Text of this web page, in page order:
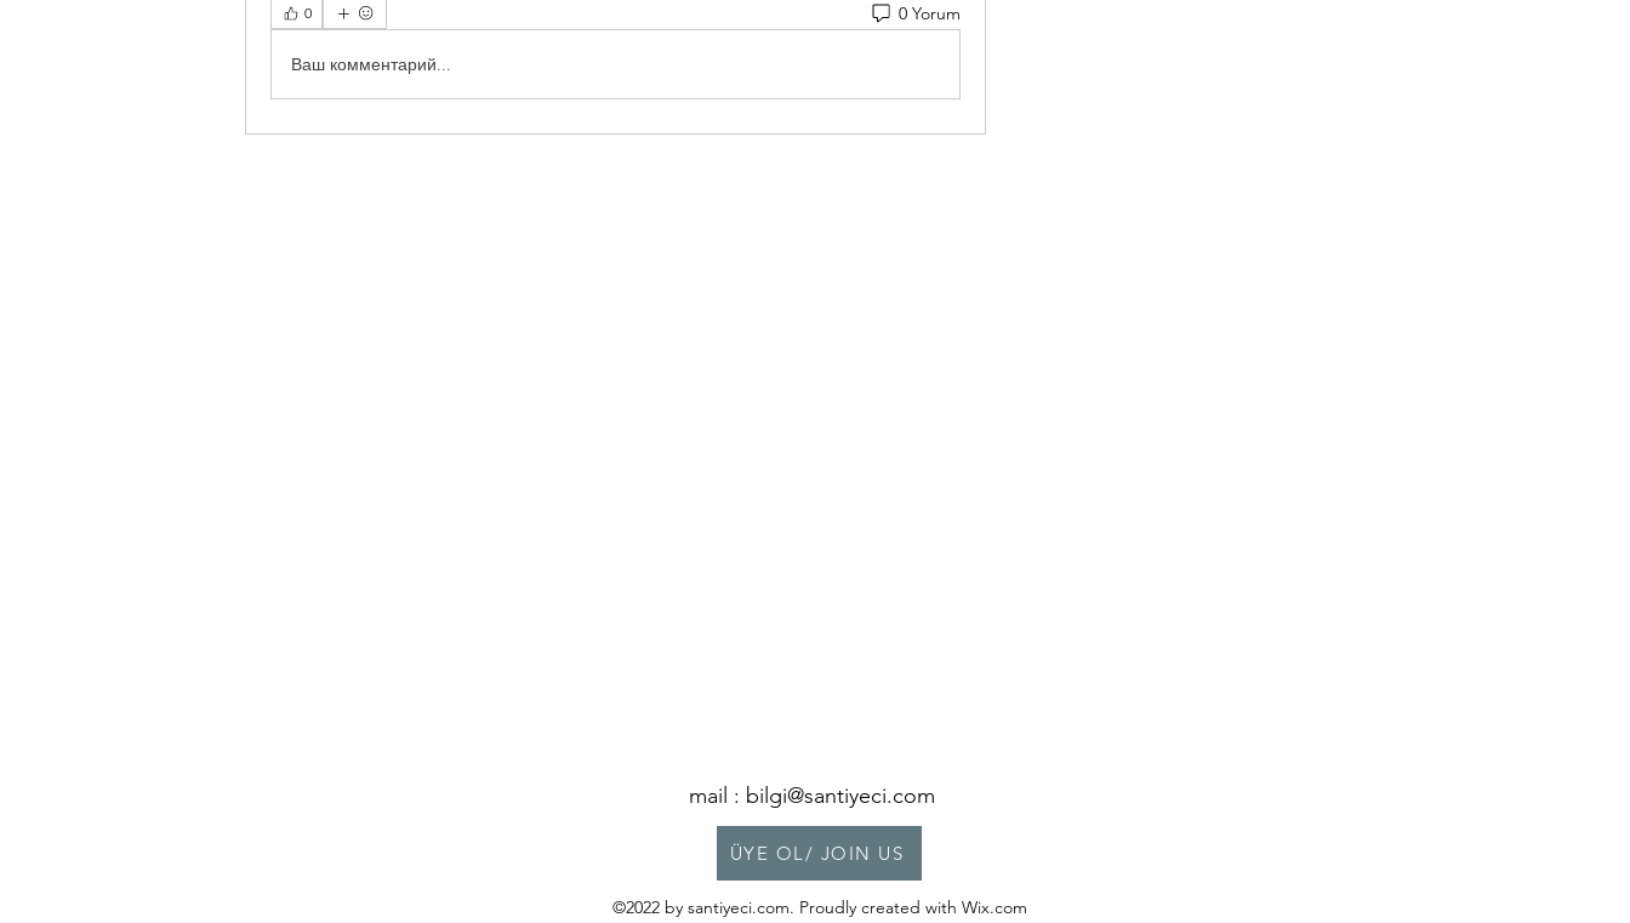
0 0 Yorum
Ваш комментарий...
mail : bilgi@santiyeci.com
ÜYE OL/ JOIN US
©2022 by santiyeci.com. Proudly created with Wix.com